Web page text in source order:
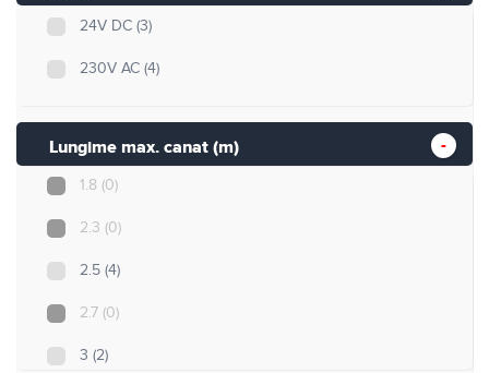
24V DC (3)
230V AC (4)
Lungime max. canat (m)
1.8 (0)
2.3 (0)
2.5 (4)
2.7 (0)
3 (2)